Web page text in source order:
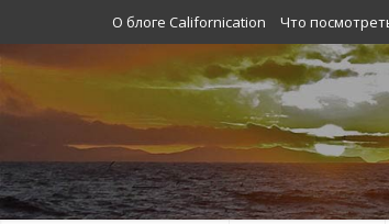
О блоге Californication Что